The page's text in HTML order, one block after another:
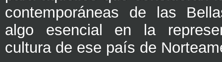
contemporáneas de las
algo esencial en la
cultura de ese país de